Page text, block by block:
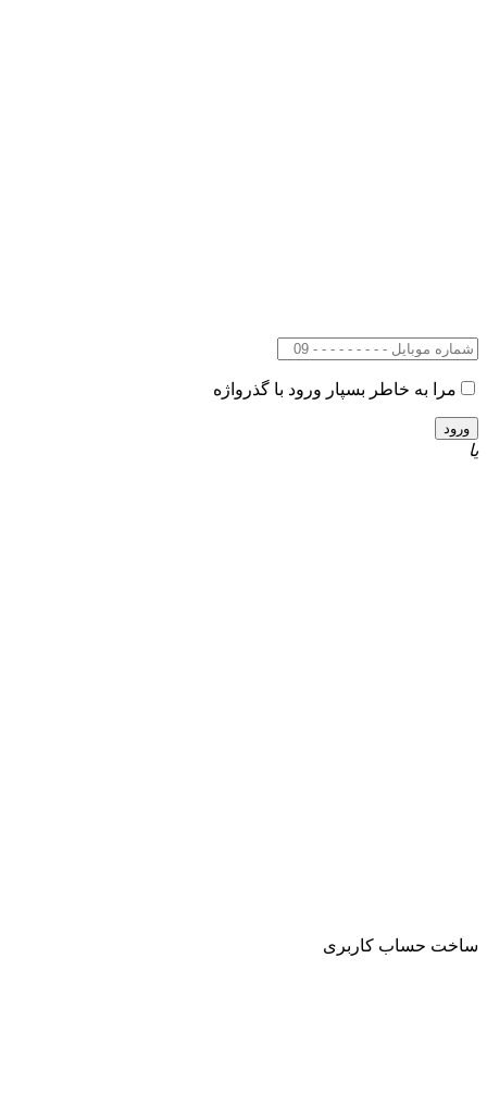
مرا به خاطر بسپار ورود با گذرواژه
یا
ساخت حساب کاربری